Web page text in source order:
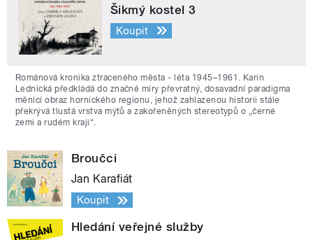
Šikmý kostel 3
Koupit
Románová kronika ztraceného města - léta 1945–1961. Karin
Lednická předkládá do značné míry převratný, dosavadní paradigma
měnící obraz hornického regionu, jehož zahlazenou historii stále
překrývá tlustá vrstva mýtů a zakořeněných stereotypů o „černé
zemi a rudém kraji“.
Broučci
Jan Karafiát
Koupit
Hledání veřejné služby